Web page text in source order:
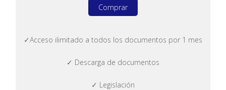
Comprar
✓Acceso ilimitado a todos los documentos por 1 mes
✓ Descarga de documentos
✓ Legislación